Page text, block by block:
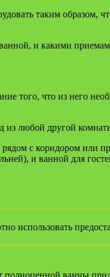
таким образом,
и какими
того, что из него
из любой другой
с коридором или
и ванной для
использовать
ванны